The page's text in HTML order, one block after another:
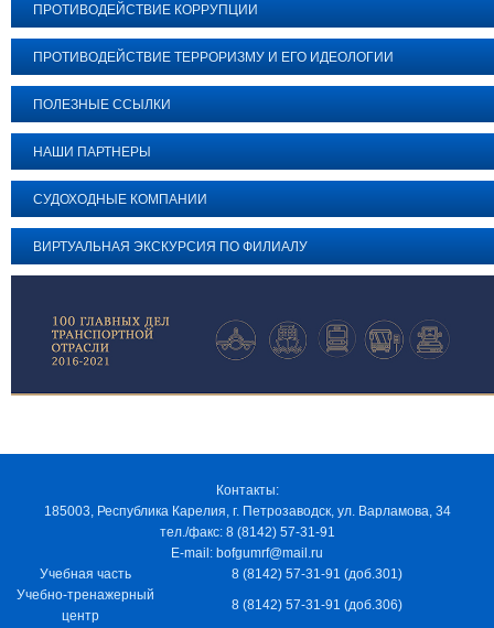
ПРОТИВОДЕЙСТВИЕ КОРРУПЦИИ
ПРОТИВОДЕЙСТВИЕ ТЕРРОРИЗМУ И ЕГО ИДЕОЛОГИИ
ПОЛЕЗНЫЕ ССЫЛКИ
НАШИ ПАРТНЕРЫ
СУДОХОДНЫЕ КОМПАНИИ
ВИРТУАЛЬНАЯ ЭКСКУРСИЯ ПО ФИЛИАЛУ
Контакты:
185003, Республика Карелия, г. Петрозаводск, ул. Варламова, 34
тел./факс: 8 (8142) 57-31-91
E-mail: bofgumrf@mail.ru
Учебная часть
8 (8142) 57-31-91 (доб.301)
Учебно-тренажерный
центр
8 (8142) 57-31-91 (доб.306)